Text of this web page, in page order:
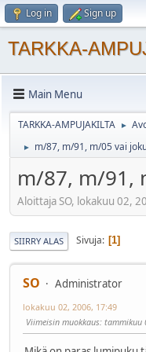
Log in Sign up
TARKKA-
Main Menu
TARKKA-AMPUJAKILTA ►
► m/87, m/91, m/05 vai
m/87, m/91,
Aloittaja SO, lokakuu 02,
SIIRRY ALAS Sivuja 1
SO Administrator
lokakuu 02, 2006, 17:49
Viimeisin muokkaus: tammikuu